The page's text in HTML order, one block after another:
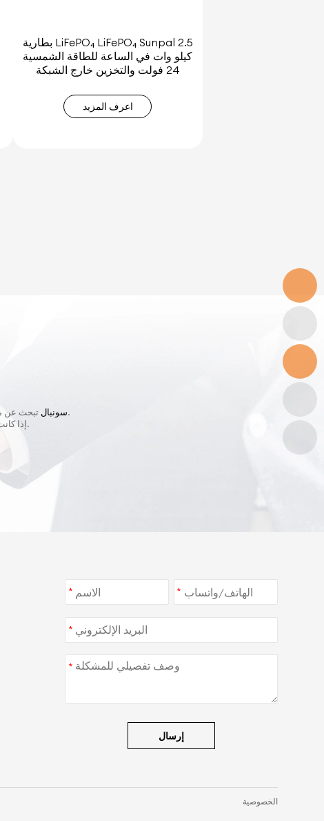
بطارية LiFePO₄ LiFePO₄ Sunpal 2.5
كيلو وات في الساعة للطاقة الشمسية
24 فولت والتخزين خارج الشبكة
اعرف المزيد
سونبالتبحث عن موزعين ذوي خبرة في مجال الطاقة الشمسية وقدرات خدمية قوية ورؤية مشتركة للطاقة النظيفة.
إذا كانت شركتك مستعدة للنمو مع علامة تجارية عالمية موثوق بها، ندعوك للتواصل معنا اليوم.
* *
*
*
إرسال
الخصوصية